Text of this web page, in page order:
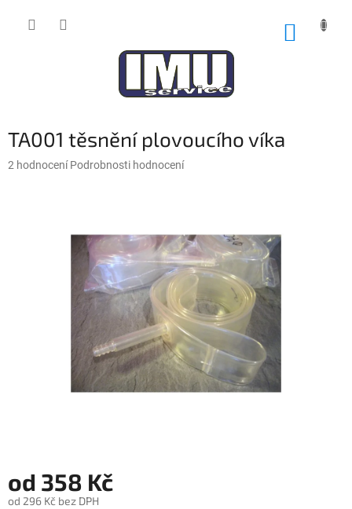
TA001 těsnění plovoucího víka
Průměrné
2 hodnocení Podrobnosti hodnocení
od 358 Kč
od 296 Kč bez DPH